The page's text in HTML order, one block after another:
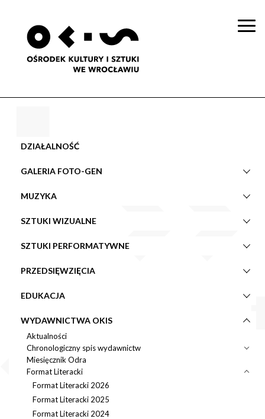
DZIAŁALNOŚĆ
GALERIA FOTO-GEN
MUZYKA
SZTUKI WIZUALNE
SZTUKI PERFORMATYWNE
PRZEDSIĘWZIĘCIA
EDUKACJA
WYDAWNICTWA OKIS
Aktualności
Chronologiczny spis wydawnictw
Miesięcznik Odra
Format Literacki
Format Literacki 2026
Format Literacki 2025
Format Literacki 2024